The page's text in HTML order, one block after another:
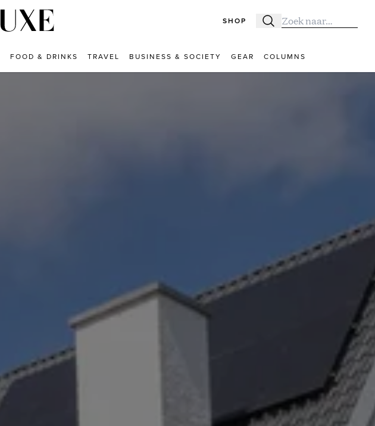
SHOP Zoeken
Zoek naar:
FOOD & DRINKS TRAVEL BUSINESS & SOCIETY GEAR COLUMNS